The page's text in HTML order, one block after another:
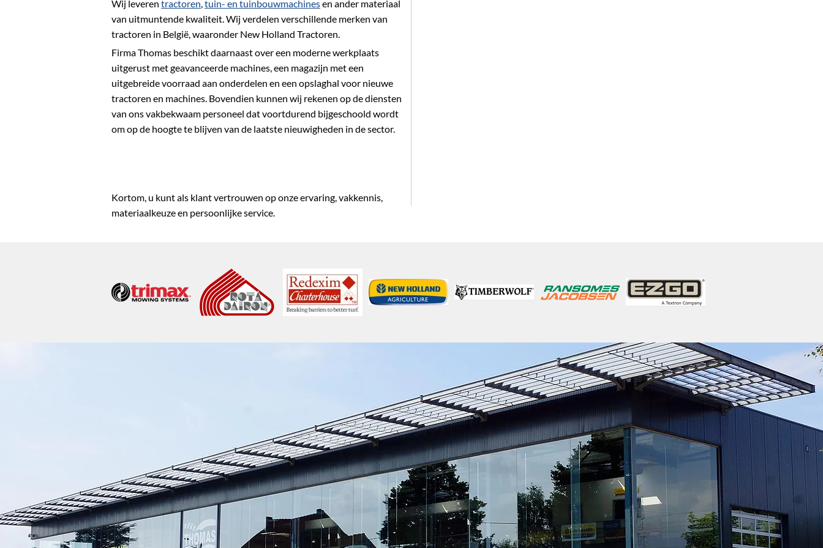
Wij leveren tractoren,tuin- en tuinbouwmachinesen ander materiaal
van uitmuntende kwaliteit. Wij verdelen verschillende merken van
tractoren in België, waaronder New Holland Tractoren.
Firma Thomas beschikt daarnaast over een moderne werkplaats
uitgerust met geavanceerde machines, een magazijn met een
uitgebreide voorraad aan onderdelen en een opslaghal voor nieuwe
tractoren en machines. Bovendien kunnen wij rekenen op de diensten
van ons vakbekwaam personeel dat voortdurend bijgeschoold wordt
om op de hoogte te blijven van de laatste nieuwigheden in de sector.
Kortom, u kunt als klant vertrouwen op onze ervaring, vakkennis,
materiaalkeuze en persoonlijke service.